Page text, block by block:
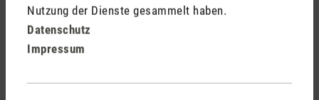
Nutzung der Dienste gesammelt haben.
Datenschutz
Impressum
Deine Vorteile